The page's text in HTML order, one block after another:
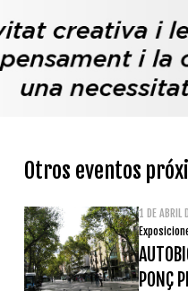
Otros eventos
1 DE ABRIL
PONÇ